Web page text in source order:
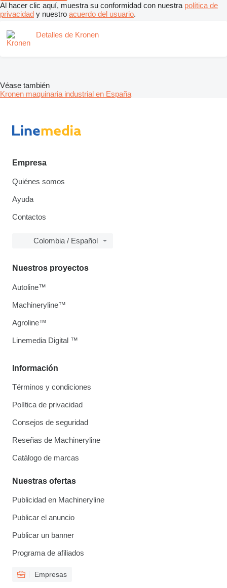
Al hacer clic aquí, muestra su conformidad con nuestra política de
privacidad y nuestro acuerdo del usuario.
Detalles de Kronen
Véase también
Kronen maquinaria industrial en España
Empresa
Quiénes somos
Ayuda
Contactos
Colombia / Español
Información
Términos y condiciones
Política de privacidad
Consejos de seguridad
Reseñas de Machineryline
Catálogo de marcas
Nuestras ofertas
Publicidad en Machineryline
Publicar el anuncio
Publicar un banner
Programa de afiliados
Empresas
Nuestros proyectos
Autoline™
Machineryline™
Agroline™
Linemedia Digital ™